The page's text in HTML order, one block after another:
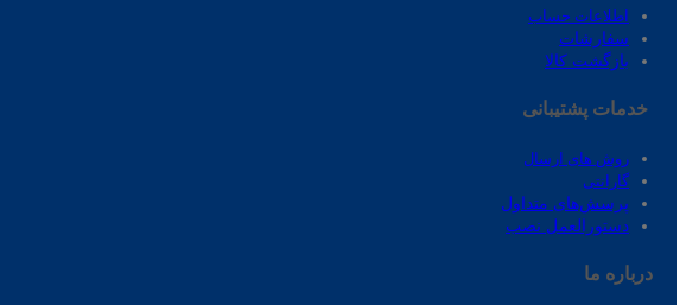
اطلاعات حساب
سفارشات
بازگشت کالا
خدمات پشتیبانی
روش های ارسال
گارانتی
پرسش‌های متداول
دستورالعمل نصب
درباره ‌ما